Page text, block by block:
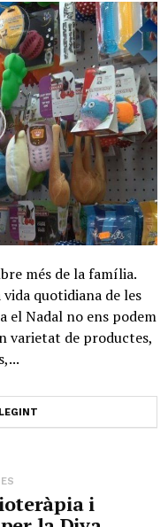
més de la família.
quotidiana de les
el Nadal no ens podem
varietat de productes,
i